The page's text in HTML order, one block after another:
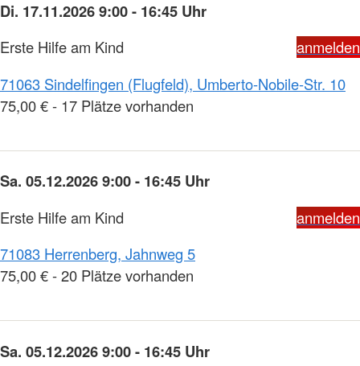
Di. 17.11.2026 9:00 - 16:45 Uhr
Erste Hilfe am Kind
anmelden
71063 Sindelfingen (Flugfeld), Umberto-Nobile-Str. 10
75,00 € - 17 Plätze vorhanden
Sa. 05.12.2026 9:00 - 16:45 Uhr
Erste Hilfe am Kind
anmelden
71083 Herrenberg, Jahnweg 5
75,00 € - 20 Plätze vorhanden
Sa. 05.12.2026 9:00 - 16:45 Uhr